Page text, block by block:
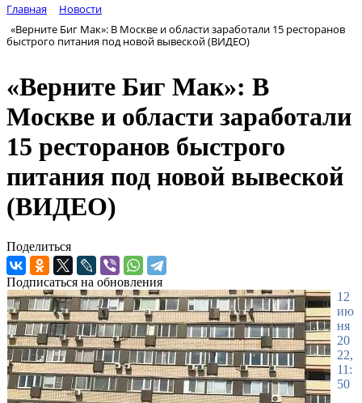
Главная
Новости
«Верните Биг Мак»: В Москве и области заработали 15 ресторанов
быстрого питания под новой вывеской (ВИДЕО)
«Верните Биг Мак»: В
Москве и области заработали
15 ресторанов быстрого
питания под новой вывеской
(ВИДЕО)
Поделиться
Подписаться на обновления
12
ию
ня
20
22,
11:
50